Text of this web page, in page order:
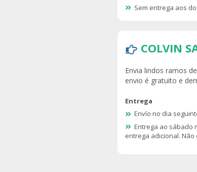
Sem entrega aos
COLVIN
Envia lindos ramos
envio é gratuito e
Entrega
Envío no dia
Entrega ao sábado
entrega adicional.